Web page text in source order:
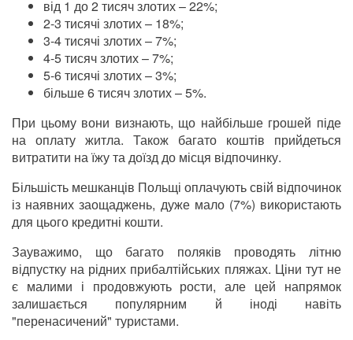
від 1 до 2 тисяч злотих–22%;
2-3 тисячі злотих– 18%;
3-4 тисячі злотих–7%;
4-5 тисяч злотих–7%;
5-6 тисячі злотих–3%;
більше 6 тисяч злотих – 5%.
При цьому вони визнають, що найбільше грошей піде
на оплату житла. Також багато коштів прийдеться
витратити на їжу та доїзд до місця відпочинку.
Більшість мешканців Польщі оплачують свій відпочинок
із наявних заощаджень, дуже мало (7%) використають
для цього кредитні кошти.
Зауважимо, що багато поляків проводять літню
відпустку на рідних прибалтійських пляжах. Ціни тут не
є малими і продовжують рости, але цей напрямок
залишається популярним й іноді навіть
"перенасичений" туристами.